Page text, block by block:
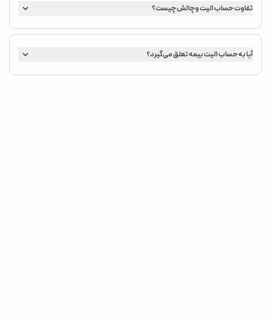
تفاوت حساب الیت و چالش چیست؟
حساب الیت بدون هیچ گونه چالش است و حساب ریل است.
آیا به حساب الیت بیمه تعلق می‌گیرد؟
بله، حساب الیت مشمول بیمه حساب رایگان است.